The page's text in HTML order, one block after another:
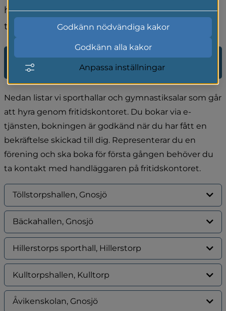
hittar du information om hallarna och vilka
tider de hyrs ut.
E-tjänst för bokning av
sporthallar och gymnastiksalar
Nedan listar vi sporthallar och gymnastiksalar som går
att hyra genom fritidskontoret. Du bokar via e-
tjänsten, bokningen är godkänd när du har fått en
bekräftelse skickad till dig. Representerar du en
förening och ska boka för första gången behöver du
ta kontakt med handläggaren på fritidskontoret.
Töllstorpshallen, Gnosjö
Bäckahallen, Gnosjö
Hillerstorps sporthall, Hillerstorp
Kulltorpshallen, Kulltorp
Åvikenskolan, Gnosjö
Godkänn nödvändiga kakor
Godkänn alla kakor
Anpassa inställningar